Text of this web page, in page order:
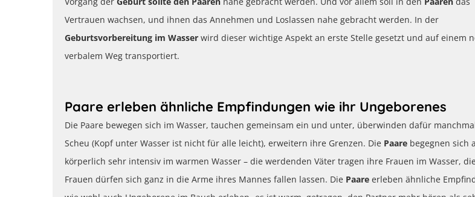
Vertrauen wachsen, und ihnen das Annehmen und Loslassen nahe gebracht werden. In der
Geburtsvorbereitung im Wasser wird dieser wichtige Aspekt an erste Stelle gesetzt und auf einem
verbalem Weg transportiert.
Paare erleben ähnliche Empfindungen wie ihr Ungeborenes
Die Paare bewegen sich im Wasser, tauchen gemeinsam ein und unter, überwinden dafür
Scheu (Kopf unter Wasser ist nicht für alle leicht), erweitern ihre Grenzen. Die Paare begegnen sich
körperlich sehr intensiv im warmen Wasser – die werdenden Väter tragen ihre Frauen im Wasser, die
Frauen dürfen sich ganz in die Arme ihres Mannes fallen lassen. Die Paare erleben ähnliche